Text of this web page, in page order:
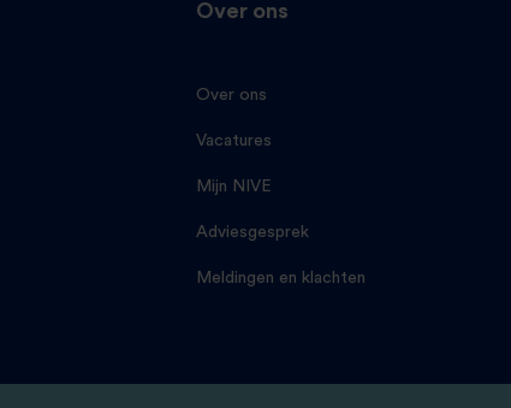
Over ons
Over ons
Vacatures
Mijn NIVE
Adviesgesprek
Meldingen en klachten